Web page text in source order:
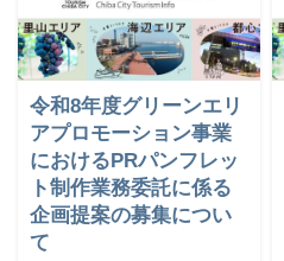
令和8年度グリーンエリ
アプロモーション事業
におけるPRパンフレッ
ト制作業務委託に係る
企画提案の募集につい
て